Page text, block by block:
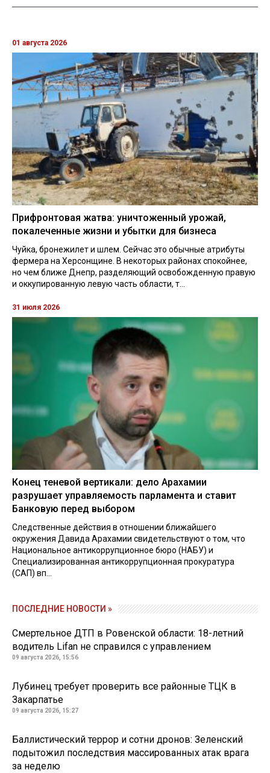
01 августа 2026
Прифронтовая жатва: уничтоженный урожай,
покалеченные жизни и убытки для бизнеса
Чуйка, бронежилет и шлем. Сейчас это обычные атрибуты
фермера на Херсонщине. В некоторых районах спокойнее,
но чем ближе Днепр, разделяющий освобожденную правую
и оккупированную левую часть области, т...
31 июля 2026
Конец теневой вертикали: дело Арахамии
разрушает управляемость парламента и ставит
Банковую перед выбором
Следственные действия в отношении ближайшего
окружения Давида Арахамии свидетельствуют о том, что
Национальное антикоррупционное бюро (НАБУ) и
Специализированная антикоррупционная прокуратура
(САП) вп...
ПОСЛЕДНИЕ НОВОСТИ »
Смертельное ДТП в Ровенской области: 18-летний
водитель Lifan не справился с управлением
09 августа 2026, 15:56
Лубинец требует проверить все районные ТЦК в
Закарпатье
09 августа 2026, 15:27
Баллистический террор и сотни дронов: Зеленский
подытожил последствия массированных атак врага
за неделю